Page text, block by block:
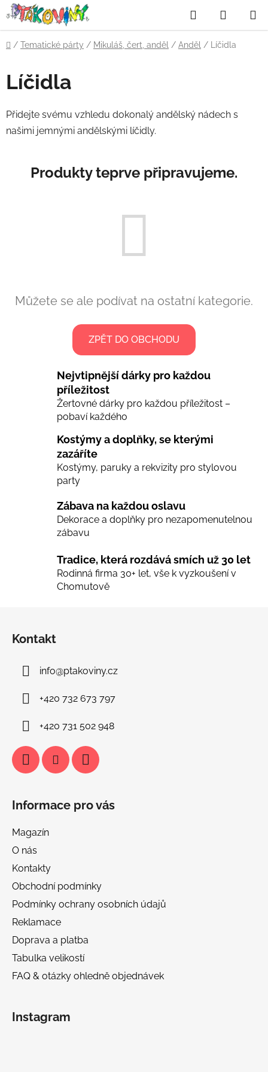
Přejít
na
obsah
Hledat
KOŠÍK
Domů
/ Tematické párty / Mikuláš, čert, anděl / Anděl / Líčidla
Líčidla
Přidejte svému vzhledu dokonalý andělský nádech s
našimi jemnými andělskými líčidly.
Produkty teprve připravujeme.
Můžete se ale podívat na ostatní kategorie.
ZPĚT DO OBCHODU
Nejvtipnější dárky pro každou
příležitost
Žertovné dárky pro každou příležitost –
pobaví každého
Kostýmy a doplňky, se kterými
zazáříte
Kostýmy, paruky a rekvizity pro stylovou
party
Zábava na každou oslavu
Dekorace a doplňky pro nezapomenutelnou
zábavu
Tradice, která rozdává smích už 30 let
Rodinná firma 30+ let, vše k vyzkoušení v
Chomutově
Kontakt
info@ptakoviny.cz
+420 732 673 797
+420 731 502 948
Informace pro vás
Magazín
O nás
Kontakty
Obchodní podmínky
Podmínky ochrany osobních údajů
Reklamace
Doprava a platba
Tabulka velikostí
FAQ & otázky ohledně objednávek
Instagram